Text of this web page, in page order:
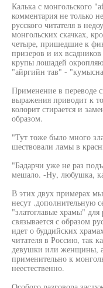
Калька с монгольского
комментария не только
русского читателя в
монгольских скачках,
четыре, пришедшие к
призеров и их
крупы лошадей
"айргийн тав" -
Применение в переводе
выражения приводит к
колорит стирается и
образом.
"Тут тоже было много
шествовали ламы в
"Бадарчи уже не раз
мешало. -Ну, любушка,
В этих двух примерах
несут .дополнительную
"златоглавые храмы" для
связывается с образом
идет о буддийских
читателя в Россию, так
девушки или женщины, а
применительно к
неестественно.